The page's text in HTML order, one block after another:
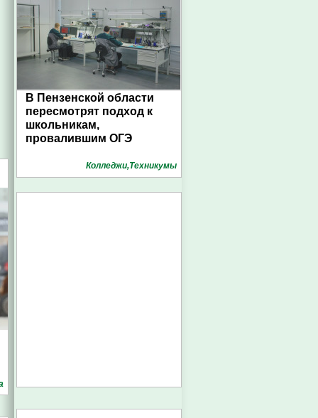
В Пензенской области
пересмотрят подход к
школьникам,
провалившим ОГЭ
Колледжи,Техникумы